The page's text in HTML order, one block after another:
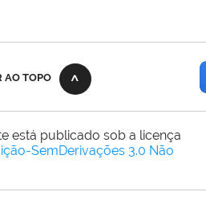
AO TOPO
está publicado sob a licença
SemDerivações 3.0 Não